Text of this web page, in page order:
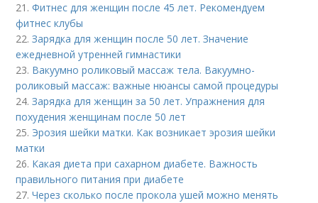
21.Фитнес для женщин после 45 лет. Рекомендуем
фитнес клубы
22.Зарядка для женщин после 50 лет. Значение
ежедневной утренней гимнастики
23. Вакуумно роликовый массаж тела. Вакуумно-
роликовый массаж: важные нюансы самой процедуры
24.Зарядка для женщин за 50 лет. Упражнения для
похудения женщинам после 50 лет
25. Эрозия шейки матки. Как возникает эрозия шейки
матки
26. Какая диета при сахарном диабете. Важность
правильного питания при диабете
27.Через сколько после прокола ушей можно менять